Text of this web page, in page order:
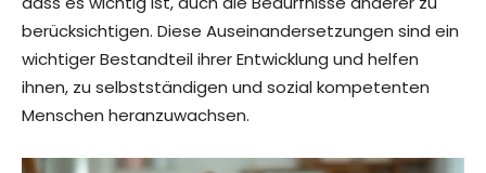
berücksichtigen. Diese Auseinandersetzungen sind ein
wichtiger Bestandteil ihrer Entwicklung und helfen
ihnen, zu selbstständigen und sozial kompetenten
Menschen heranzuwachsen.